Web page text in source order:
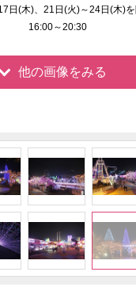
日(木)、21日(火)～24日(木)
16:00～20:30
他の画像をみる